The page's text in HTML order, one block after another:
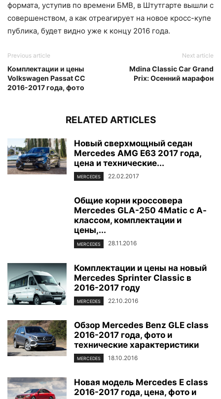
формата, уступив по времени БМВ, в Штутгарте вышли с
совершенством, а как отреагирует на новое кросс-купе
публика, будет видно уже к концу 2016 года.
Previous article
Комплектации и цены
Volkswagen Passat CC
2016-2017 года, фото
Next article
Мdina Classic Car Grand
Prix: Осенний марафон
RELATED ARTICLES
Новый сверхмощный седан
Mercedes AMG E63 2017 года,
цена и технические...
MERCEDES 22.02.2017
Общие корни кроссовера
Mercedes GLA-250 4Matic с А-
классом, комплектации и
цены,...
MERCEDES 28.11.2016
Комплектации и цены на новый
Mercedes Sprinter Classic в
2016-2017 году
MERCEDES 22.10.2016
Обзор Mercedes Benz GLE class
2016-2017 года, фото и
технические характеристики
MERCEDES 18.10.2016
Новая модель Mercedes E class
2016-2017 года, цена, фото и